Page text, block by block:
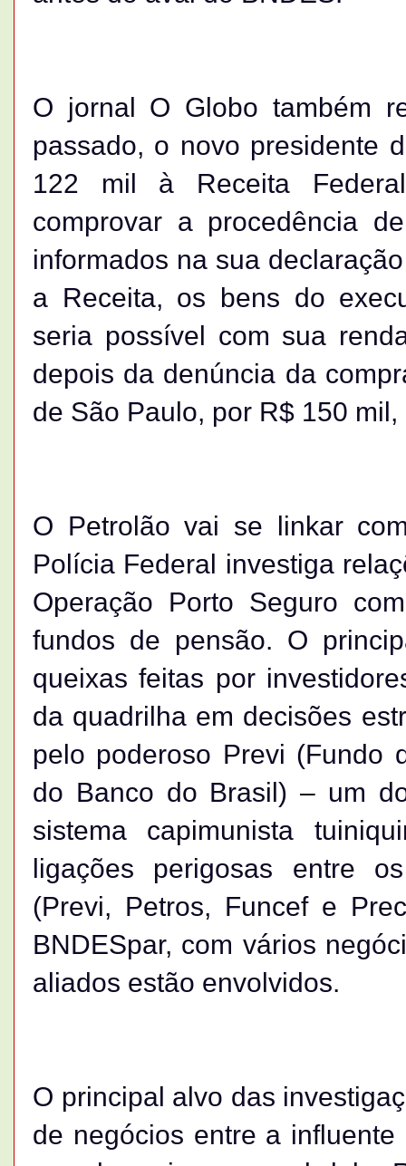
O jornal O Globo também
passado, o novo presidente
122 mil à Receita
comprovar a procedência
informados na sua
a Receita, os bens do
seria possível com sua
depois da denúncia da
de São Paulo, por R$ 150
O Petrolão vai se linkar
Polícia Federal investiga
Operação Porto Seguro
fundos de pensão. O
queixas feitas por
da quadrilha em decisões
pelo poderoso Previ (Fundo
do Banco do Brasil) – um
sistema capimunista
ligações perigosas entre
(Previ, Petros, Funcef e
BNDESpar, com vários
aliados estão envolvidos.
O principal alvo das
de negócios entre a influente